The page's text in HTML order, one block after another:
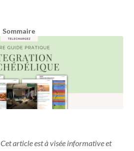
Sommaire
Cet article est à visée informative et